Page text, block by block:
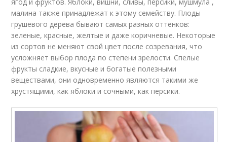
малина также принадлежат к этому семейству. Плоды
грушевого дерева бывают самых разных оттенков:
зеленые, красные, желтые и даже коричневые. Некоторые
из сортов не меняют свой цвет после созревания, что
усложняет выбор плода по степени зрелости. Спелые
фрукты сладкие, вкусные и богатые полезными
веществами, они одновременно являются такими же
хрустящими, как яблоки и сочными, как персики.